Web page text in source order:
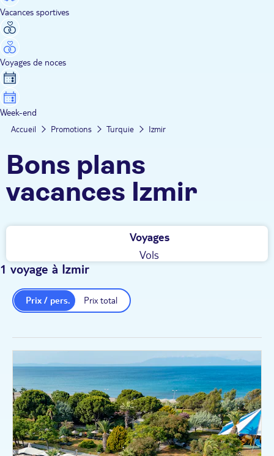
Vacances sportives
Voyages de noces
Week-end
Accueil Promotions Turquie Izmir
Bons plans
vacances Izmir
Voyages
Vols
1 voyage à Izmir
Prix total
Prix / pers.